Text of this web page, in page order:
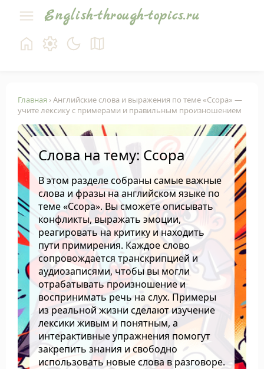
English-through-topics.ru
Главная › Английские слова и выражения по теме «Ссора» —
учите лексику с примерами и правильным произношением
Слова на тему: Ссора
В этом разделе собраны самые важные
слова и фразы на английском языке по
теме «Ссора». Вы сможете описывать
конфликты, выражать эмоции,
реагировать на критику и находить
пути примирения. Каждое слово
сопровождается транскрипцией и
аудиозаписями, чтобы вы могли
отрабатывать произношение и
воспринимать речь на слух. Примеры
из реальной жизни сделают изучение
лексики живым и понятным, а
интерактивные упражнения помогут
закрепить знания и свободно
использовать новые слова в разговоре.